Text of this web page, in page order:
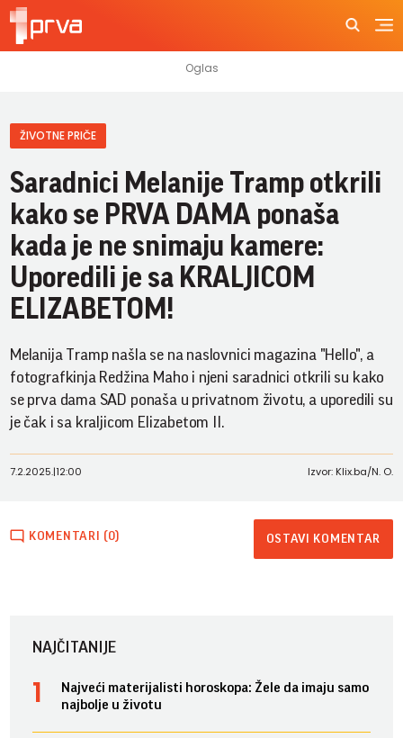
ŽIVOTNE PRIČE
Saradnici Melanije Tramp otkrili
kako se PRVA DAMA ponaša
kada je ne snimaju kamere:
Uporedili je sa KRALJICOM
ELIZABETOM!
Melanija Tramp našla se na naslovnici magazina "Hello", a
fotografkinja Redžina Maho i njeni saradnici otkrili su kako
se prva dama SAD ponaša u privatnom životu, a uporedili su
je čak i sa kraljicom Elizabetom II.
7.2.2025.|12:00 Izvor: Klix.ba/N. O.
KOMENTARI (0) OSTAVI KOMENTAR
NAJČITANIJE
Najveći materijalisti horoskopa: Žele da imaju samo
najbolje u životu